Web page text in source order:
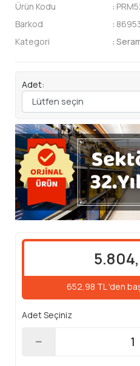
Ürün Kodu :
Barkod
:
Kategori
:
Adet:
652,98 TL 'den
Adet Seçiniz